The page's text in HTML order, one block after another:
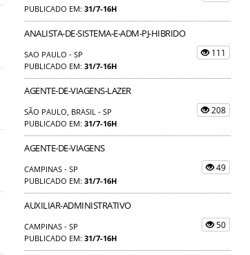
PUBLICADO EM: 31/7-16H
ANALISTA-DE-SISTEMA-E-ADM-PJ-HIBRIDO
SAO PAULO - SP
PUBLICADO EM: 31/7-16H
111
AGENTE-DE-VIAGENS-LAZER
SÃO PAULO, BRASIL - SP
PUBLICADO EM: 31/7-16H
208
AGENTE-DE-VIAGENS
CAMPINAS - SP
PUBLICADO EM: 31/7-16H
49
AUXILIAR-ADMINISTRATIVO
CAMPINAS - SP
PUBLICADO EM: 31/7-16H
50